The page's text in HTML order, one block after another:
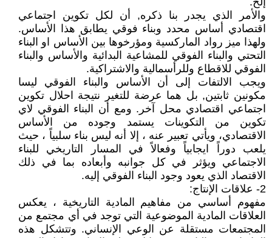
والأمر الذي يجدر بنا ذكره, أن لكل تكوين اجتماعي
اقتصادي أساس محدد وبناء فوقي يطابق هذا الأساس.
ولهذا ميز رواد الماركسية ومؤرخوها بين الأساس او البناء
التحتي والبناء الفوقي للمشاعية البدائية والأساس والبناء
الفوقي للاقطاع وللرأسمالية والاشتراكية.
ويجب الالتفات إلى أن الأساس والبناء الفوقي ليسا
مكونين ثابتين, بل هما عرضة للتغير نتيجة احلال تكوين
اجتماعي اقتصادي محل آخر. ومع أن البناء الفوقي لاي
تكوين من التكوينات يستمد وجوده من الأساس
الاقتصادي، ويأتي تعبير عنه ، إلا أنه ليس بناء سلبياً ، حيث
يلعب دوراً ايجابياً وفعالاً في المسار التاريخي للبناء
الاجتماعي ويؤثر في كل جوانبه وأبعاده بما في ذلك
الاقتصاد الذي يعود وجود البناء الفوقي إليه.
2- علاقات الإنتاج:
مفهوم أساسي من مفاهيم المادية التاريخية ، يعكس
العلاقات المادية الموضوعية التي توجد في أي مجتمع من
المجتمعات مستقلة عن الوعي الإنساني. وتتشكل هذه